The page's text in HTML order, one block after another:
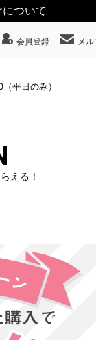
ついて
会員登録 メ
平日のみ）
える！